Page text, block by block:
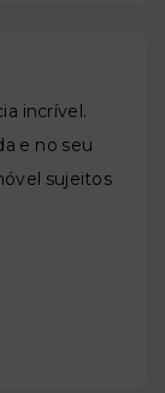
incrível.
e no seu
sujeitos